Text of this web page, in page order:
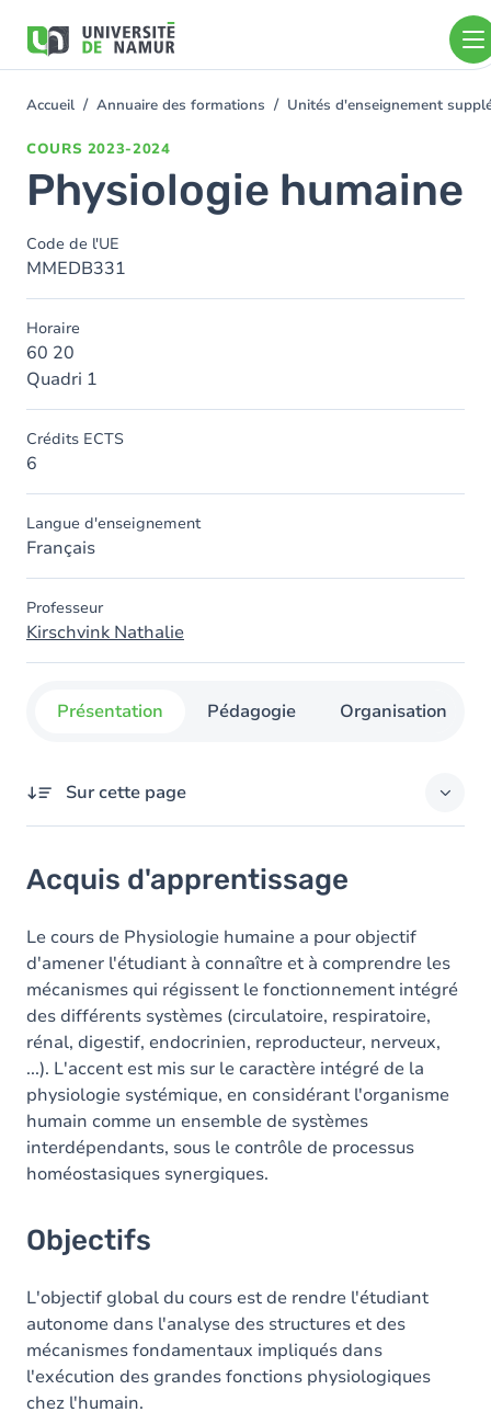
contenu
You
Accueil Annuaire des formations Unités d'enseignement
COURS 2023-2024
Physiologie humaine
Code de l'UE
MMEDB331
Horaire
60 20
Quadri 1
Crédits ECTS
6
Langue d'enseignement
Français
Professeur
Kirschvink Nathalie
Présentation Pédagogie Organisation
Sur cette page
Objectifs
Contenu
Table des matières
Exercices
Acquis d'apprentissage
Le cours de Physiologie humaine a pour objectif
d'amener l'étudiant à connaître et à comprendre les
mécanismes qui régissent le fonctionnement intégré
des différents systèmes (circulatoire, respiratoire,
rénal, digestif, endocrinien, reproducteur, nerveux,
...). L'accent est mis sur le caractère intégré de la
physiologie systémique, en considérant l'organisme
humain comme un ensemble de systèmes
interdépendants, sous le contrôle de processus
homéostasiques synergiques.
Objectifs
L'objectif global du cours est de rendre l'étudiant
autonome dans l'analyse des structures et des
mécanismes fondamentaux impliqués dans
l'exécution des grandes fonctions physiologiques
chez l'humain.